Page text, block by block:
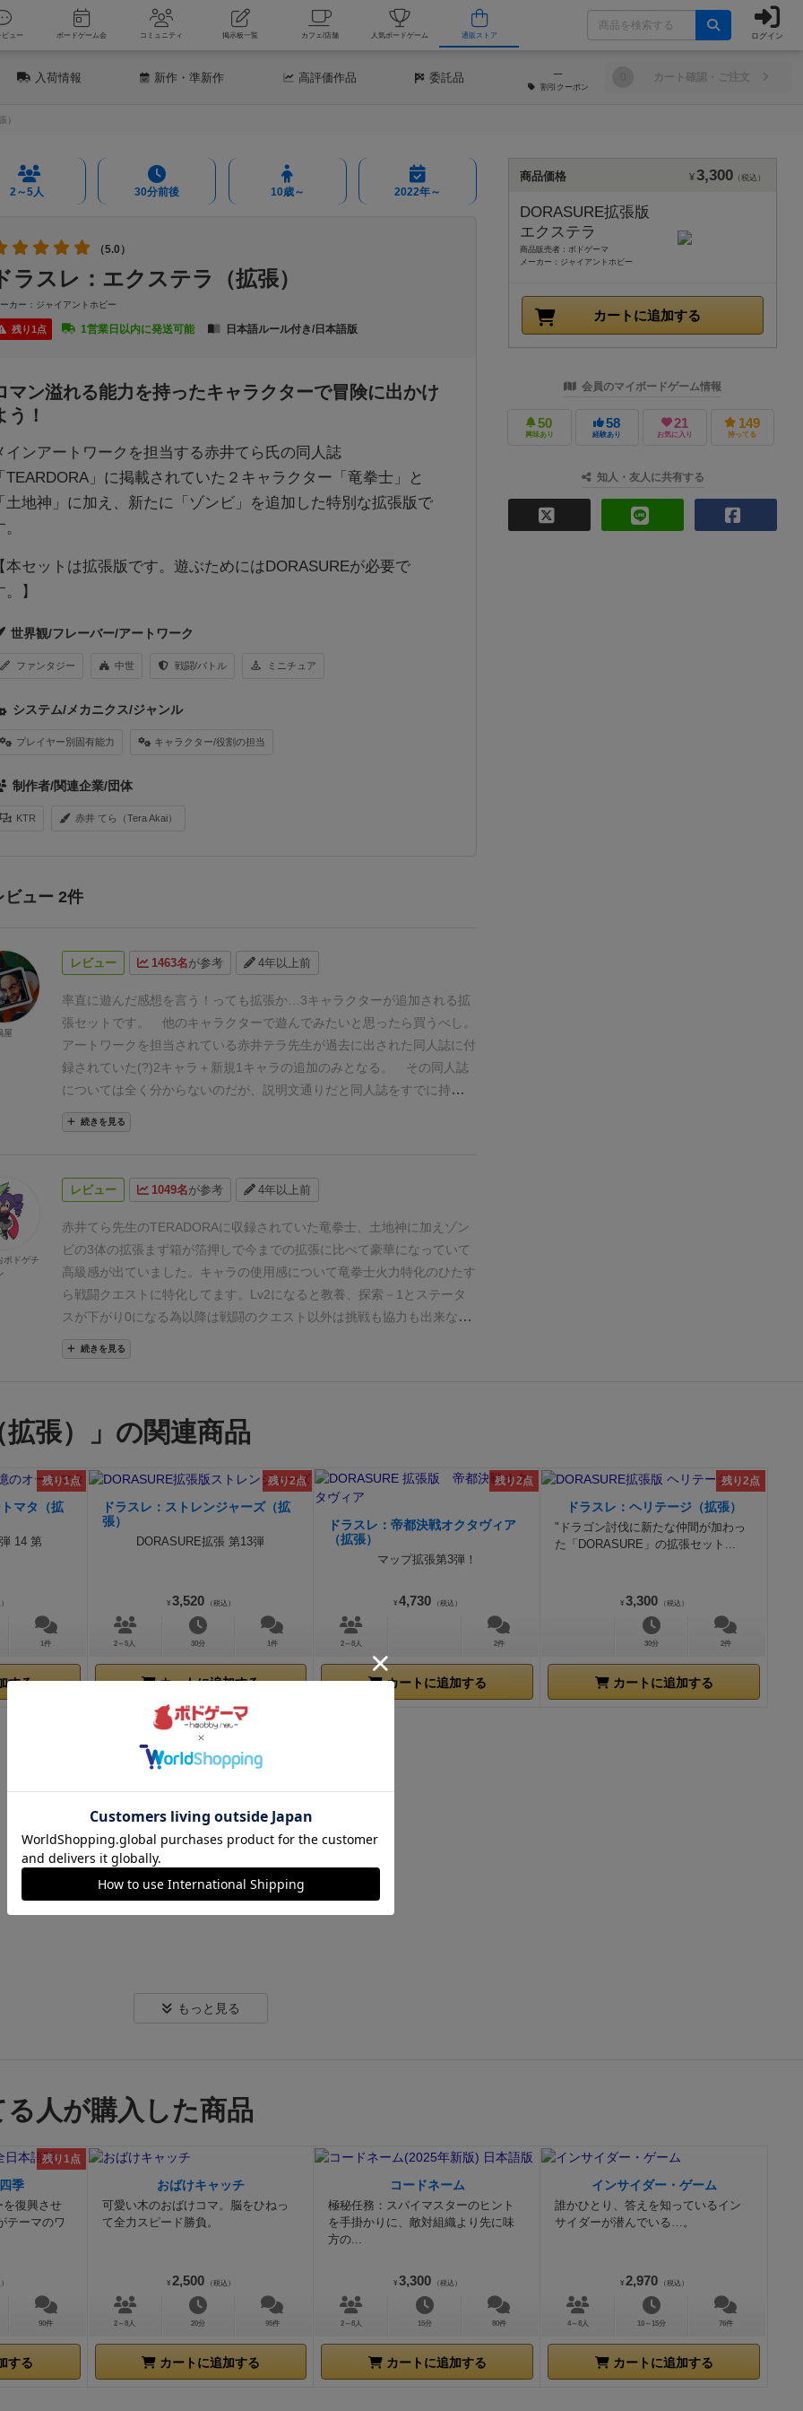
新着レビュー ボードゲーム会 コミュニティ 掲示板一覧 カフェ/店舗 人気ボードゲーム 通販ストア ログイン
入荷情報 新作 ・準新作 高評価作品 委託品 ─
割引 クーポン
カート確認・ご注文
）
2～5人 30分前後 10歳～ 2022年～
（5.0）
ラスレ：エクステラ（拡張）
カー：ジャイアントホビー
残り1点 1営業日以内に発送可能 日本語ルール付き/日本語版
マン溢れる能力を持ったキャラクターで冒険に出かけ
う！
インアートワークを担当する赤井てら氏の同人誌
TEARDORA」に掲載されていた２キャラクター「竜拳士」と
土地神」に加え、新たに「ゾンビ」を追加した特別な拡張版で
本セットは拡張版です。遊ぶためにはDORASUREが必要で
。】
世界観/フレーバー/アートワーク
ファンタジー 中世 戦闘/バトル ミニチュア
システム/メカニクス/ジャンル
プレイヤー別固有能力 キャラクター/役割の担当
制作者/関連企業/団体
KTR 赤井 てら（Tera Akai）
ビュー 2件
レビュー 1463名が参考 4年以上前
率直に遊んだ感想を言う！っても拡張か… 3キャラクターが追加される拡
張セットです。 他のキャラクターで遊んでみたいと思ったら買うべし。
アートワークを担当されている赤井テラ先生が過去に出された同人誌に付
録されていた(?)2キャラ＋新規1キャラの追加のみとなる。 その同人誌
については全く分からないのだが、説明文通りだと同人誌をすでに持って
いる人からすると１キャラのみの追加となるのかな？
レ史上もっとも脳筋…ってかバーサーカー
パンウーマン・運が良ければドラゴンアクションで経験値が手に入る!!
■土地神・自縄自縛キャラ😰 ・キャスター以上のリソースお化け…た
だし回復はダイス運任せ・財宝があればボス戦でも1度だけリソースを
全回復できる・割と面白みが中途半端なキャラクター＝万能■ゾン
ビ・頭に剣が…😨・業界に震撼！ 死なないという能力!!(全快で復活
します)🧟‍♀️・超特異な能力に全振りなためパラメータはとても低い👎最
終的には戦闘4になりますが😅・リソースが無くHPも回復もできな
い・その代わりHPを消費して”ブースト”のみ行える
ター(※)の”死霊強化術”の対象となる
続きを見る
屋
レビュー 1049名が参考 4年以上前
赤井てら先生のTERADORAに収録されていた竜拳士、土地神に加えゾン
ビの3体の拡張 まず箱が箔押しで今までの拡張に比べて豪華になっていて
高級感が出ていました。
キャラの使用感について竜拳士火力特化のひたす
ら戦闘クエストに特化してます。Lv2になると教養、探索－1とステータ
スが下がり0になる為以降は戦闘のクエスト以外は挑戦も協力も出来なく
なります。ドラゴン戦で頼りになるキャラです。
のキャラシートでは神力が最大4でしたが7まで上昇されてます。
ションが出来なくなるという冒険での制限があるキャラなので立ち回りは
復活する。ライフをリソースのように使えるが死ぬ以外の回復手段がない
ので冒険中にあの手この手でプレイヤーがゾンビを殺してくるw初期ステ
ータスがオール1と大器晩成なキャラ。財宝獲得するとドラゴン戦でも復
活する(ただしダイスを振って4以上の目を出す必要あり)
続きを見る
ボドゲチ
商品価格 ¥3,300 （税込）
DORASURE拡張版
エクステラ
商品販売者：ボドゲーマ
メーカー：ジャイアントホビー
カートに追加する
会員のマイボードゲーム情報
50
興味あり
58
経験あり
21
お気に入り
149
持ってる
知人・友人に共有する
張）」の関連商品
残り1点
マタ（拡
14 第
1件
する
残り2点
ドラスレ：ストレンジャーズ（拡
張）
DORASURE拡張 第13弾
¥ 3,520 （税込）
2～5人 30分 1件
カートに追加する
残り2点
ドラスレ：帝都決戦オクタヴィア
（拡張）
マップ拡張第3弾！
¥ 4,730 （税込）
2～8人 2件
カートに追加する
残り2点
ドラスレ：ヘリテージ（拡張）
"ドラゴン討伐に新たな仲間が加わっ
た「DORASURE」の拡張セット...
¥ 3,300 （税込）
30分 2件
カートに追加する
もっと見る
人が購入した商品
残り1点
季
を復興させ
テーマのワ
90件
する
おばけキャッチ
可愛い木のおばけコマ。脳をひねっ
て全力スピード勝負。
¥ 2,500 （税込）
2～8人 20分 95件
カートに追加する
コードネーム
極秘任務：スパイマスターのヒント
を手掛かりに、敵対組織より先に味
方の...
¥ 3,300 （税込）
2～8人 15分 80件
カートに追加する
インサイダー・ゲーム
誰かひとり、答えを知っているイン
サイダーが潜んでいる…。
¥ 2,970 （税込）
4～8人 10～15分 76件
カートに追加する